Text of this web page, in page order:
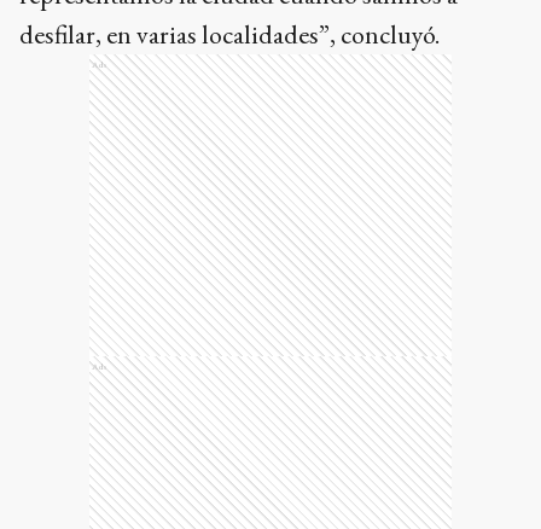
desfilar, en varias localidades”, concluyó.
Ads
Ads